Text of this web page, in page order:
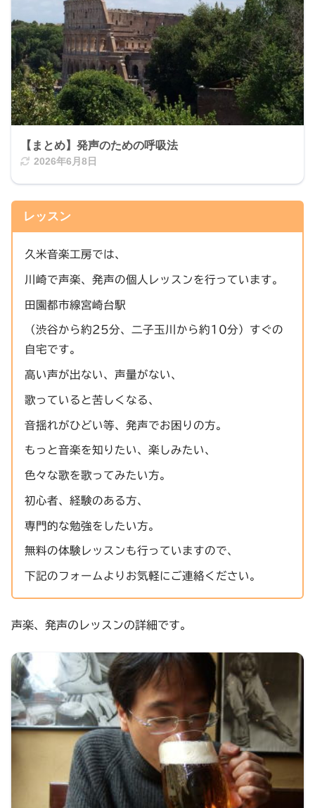
【まとめ】発声のための呼吸法
2026年6月8日
レッスン
久米音楽工房では、
川崎で声楽、発声の個人レッスンを行っています。
田園都市線宮崎台駅
（渋谷から約25分、二子玉川から約10分）すぐの
自宅です。
高い声が出ない、声量がない、
歌っていると苦しくなる、
音揺れがひどい等、発声でお困りの方。
もっと音楽を知りたい、楽しみたい、
色々な歌を歌ってみたい方。
初心者、経験のある方、
専門的な勉強をしたい方。
無料の体験レッスンも行っていますので、
下記のフォームよりお気軽にご連絡ください。
声楽、発声のレッスンの詳細です。